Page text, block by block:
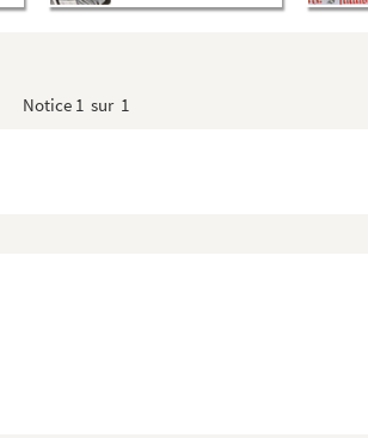
Notice 1 sur 1